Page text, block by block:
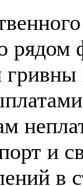
рядом
и
в